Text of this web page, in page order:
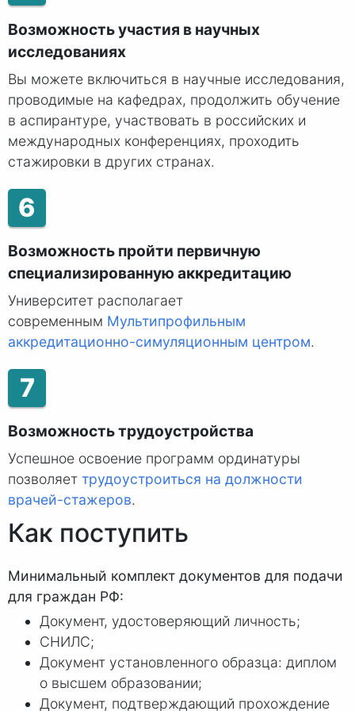
Возможность участия в научных
исследованиях
Вы можете включиться в научные исследования,
проводимые на кафедрах, продолжить обучение
в аспирантуре, участвовать в российских и
международных конференциях, проходить
стажировки в других странах.
6
Возможность пройти первичную
специализированную аккредитацию
Университет располагает
современным Мультипрофильным
аккредитационно-симуляционным центром.
7
Возможность трудоустройства
Успешное освоение программ ординатуры
позволяет трудоустроиться на должности
врачей-стажеров.
Как поступить
Минимальный комплект документов для подачи
для граждан РФ:
Документ, удостоверяющий личность;
СНИЛС;
Документ установленного образца: диплом
о высшем образовании;
Документ, подтверждающий прохождение